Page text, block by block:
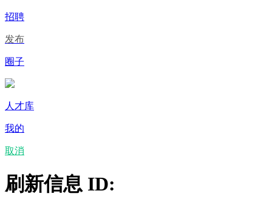
招聘
发布
圈子
人才库
我的
取消
刷新信息 ID: